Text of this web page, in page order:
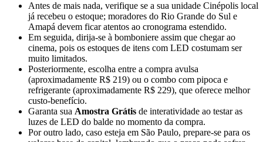
Antes de mais nada, verifique se a sua unidade Cinépolis local
já recebeu o estoque; moradores do Rio Grande do Sul e
Amapá devem ficar atentos ao cronograma estendido.
Em seguida, dirija-se à bomboniere assim que chegar ao
cinema, pois os estoques de itens com LED costumam ser
muito limitados.
Posteriormente, escolha entre a compra avulsa
(aproximadamente R$ 219) ou o combo com pipoca e
refrigerante (aproximadamente R$ 229), que oferece melhor
custo-benefício.
Garanta sua Amostra Grátis de interatividade ao testar as
luzes de LED do balde no momento da compra.
Por outro lado, caso esteja em São Paulo, prepare-se para os